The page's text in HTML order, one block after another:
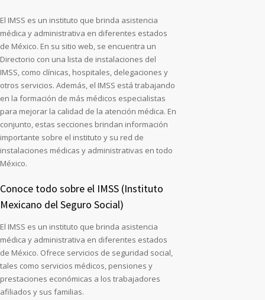
El IMSS es un instituto que brinda asistencia
médica y administrativa en diferentes estados
de México. En su sitio web, se encuentra un
Directorio con una lista de instalaciones del
IMSS, como clínicas, hospitales, delegaciones y
otros servicios. Además, el IMSS está trabajando
en la formación de más médicos especialistas
para mejorar la calidad de la atención médica. En
conjunto, estas secciones brindan información
importante sobre el instituto y su red de
instalaciones médicas y administrativas en todo
México.
Conoce todo sobre el IMSS (Instituto
Mexicano del Seguro Social)
El IMSS es un instituto que brinda asistencia
médica y administrativa en diferentes estados
de México. Ofrece servicios de seguridad social,
tales como servicios médicos, pensiones y
prestaciones económicas a los trabajadores
afiliados y sus familias.